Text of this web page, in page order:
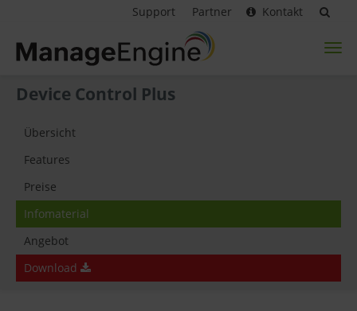
Support Partner Kontakt
Device Control Plus
Übersicht
Features
Preise
Infomaterial
Angebot
Download